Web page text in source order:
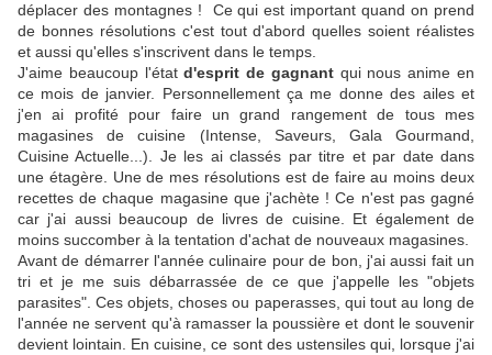
déplacer des montagnes ! Ce qui est important quand on prend
de bonnes résolutions c'est tout d'abord quelles soient réalistes
et aussi qu'elles s'inscrivent dans le temps.
J'aime beaucoup l'étatd'esprit de gagnantqui nous anime en
ce mois de janvier. Personnellement ça me donne des ailes et
j'en ai profité pour faire un grand rangement de tous mes
magasines de cuisine (Intense, Saveurs, Gala Gourmand,
Cuisine Actuelle...). Je les ai classés par titre et par date dans
une étagère. Une de mes résolutions est de faire au moins deux
recettes de chaque magasine que j'achète ! Ce n'est pas gagné
car j'ai aussi beaucoup de livres de cuisine. Et également de
moins succomber à la tentation d'achat de nouveaux magasines.
Avant de démarrer l'année culinaire pour de bon, j'ai aussi fait un
tri et je me suis débarrassée de ce que j'appelle les "objets
parasites". Ces objets, choses ou paperasses, qui tout au long de
l'année ne servent qu'à ramasser la poussière et dont le souvenir
devient lointain. En cuisine, ce sont des ustensiles qui, lorsque j'ai